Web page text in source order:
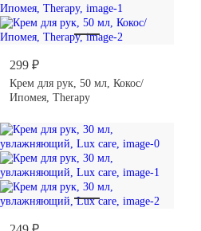
299 ₽
Крем для рук, 50 мл, Кокос/
Ипомея, Therapy